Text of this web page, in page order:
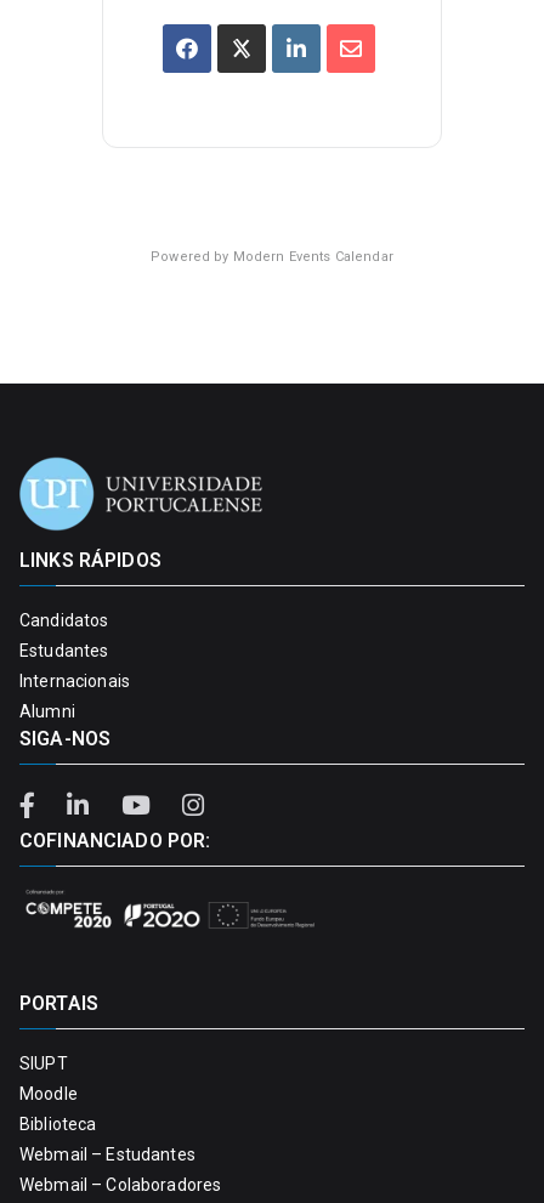
Powered by Modern Events Calendar
LINKS RÁPIDOS
Candidatos
Estudantes
Internacionais
Alumni
SIGA-NOS
COFINANCIADO POR:
PORTAIS
SIUPT
Moodle
Biblioteca
Webmail – Estudantes
Webmail – Colaboradores